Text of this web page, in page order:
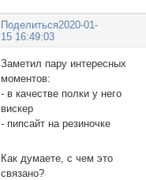
Поделиться2020-01-
15 16:49:03
Заметил пару интересных
моментов:
- в качестве полки у него
вискер
- пипсайт на резиночке
Как думаете, с чем это
связано?